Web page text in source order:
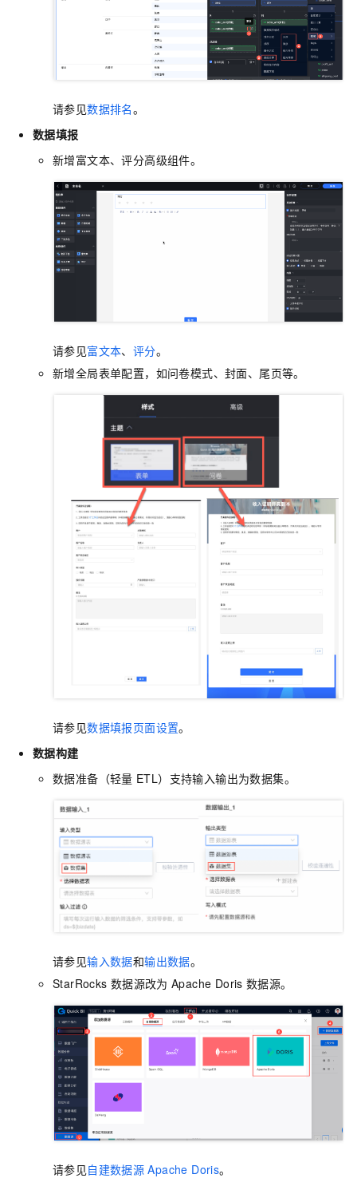
请参见数据排名。
数据填报
新增富文本、评分高级组件。
请参见富文本、 评分。
新增全局表单配置，如问卷模式、封面、尾页等。
请参见数据填报页面设置。
数据构建
数据准备（轻量 ETL）支持输入输出为数据集。
请参见输入数据和输出数据。
StarRocks 数据源改为 Apache Doris 数据源。
请参见自建数据源 Apache Doris。